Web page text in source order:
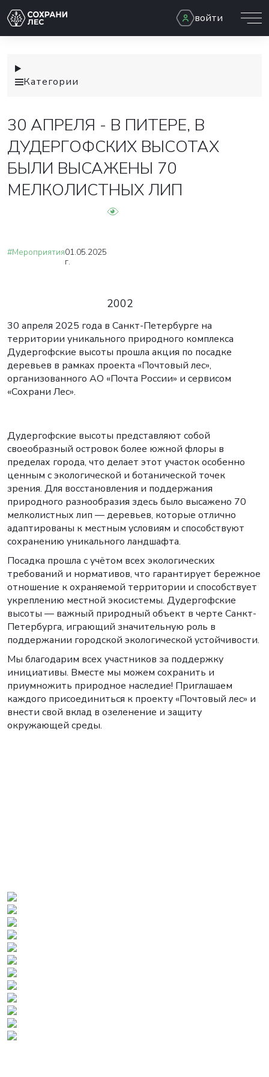
войти
Категории
30 АПРЕЛЯ - В ПИТЕРЕ, В
ДУДЕРГОФСКИХ ВЫСОТАХ
БЫЛИ ВЫСАЖЕНЫ 70
МЕЛКОЛИСТНЫХ ЛИП
#Мероприятия01.05.2025
г.
2002
30 апреля 2025 года в Санкт-Петербурге на
территории уникального природного комплекса
Дудергофские высоты прошла акция по посадке
деревьев в рамках проекта «Почтовый лес»,
организованного АО «Почта России» и сервисом
«Сохрани Лес».
Дудергофские высоты представляют собой
своеобразный островок более южной флоры в
пределах города, что делает этот участок особенно
ценным с экологической и ботанической точек
зрения. Для восстановления и поддержания
природного разнообразия здесь было высажено 70
мелколистных лип — деревьев, которые отлично
адаптированы к местным условиям и способствуют
сохранению уникального ландшафта.
Посадка прошла с учётом всех экологических
требований и нормативов, что гарантирует бережное
отношение к охраняемой территории и способствует
укреплению местной экосистемы. Дудергофские
высоты — важный природный объект в черте Санкт-
Петербурга, играющий значительную роль в
поддержании городской экологической устойчивости.
Мы благодарим всех участников за поддержку
инициативы. Вместе мы можем сохранить и
приумножить природное наследие! Приглашаем
каждого присоединиться к проекту «Почтовый лес» и
внести свой вклад в озеленение и защиту
окружающей среды.